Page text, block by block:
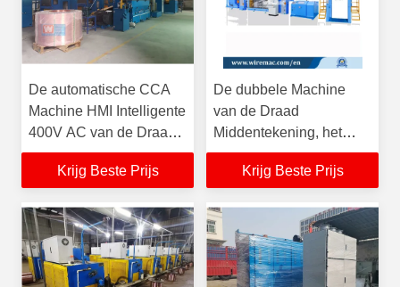
De automatische CCA
Machine HMI Intelligente
400V AC van de Draad
Natte Tekening
Krijg Beste Prijs
De dubbele Machine
van de Draad
Middentekening, het
Materiaal van het Lage
Kostendraadtrekken
Krijg Beste Prijs